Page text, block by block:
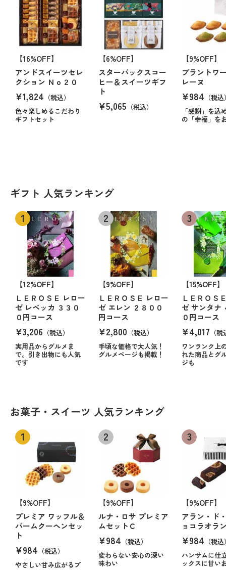
【16%OFF】
アンドスイーツセレ
クション Ｎｏ２０
¥1,824 （税込）
色々楽しめるこだわり
ギフトセット
【6%OFF】
スターバックスコー
ヒー＆スイーツギフ
ト
¥5,065 （税込）
【9%OFF】
ブラントワ
レーヌ
¥984 （税
「感謝」を込
の「幸福」を
ギフト 人気ランキング
【12%OFF】
ＬＥＲＯＳＥ レロー
ゼ レベッカ ３３０
０円コース
¥3,206 （税込）
実用品からグルメま
で。引き出物にも人気
です
【9%OFF】
ＬＥＲＯＳＥ レロー
ゼ エレン ２８００
円コース
¥2,800 （税込）
手頃な価格で大人気！
グルメページも掲載！
【15%OFF】
ＬＥＲＯＳ
ゼ サンタナ
０円コース
¥4,017 （
ワンランク上
れた商品とグ
ジも
お菓子・スイーツ 人気ランキング
【9%OFF】
プレミア ワッフル＆
バームクーヘンセッ
ト
¥984 （税込）
やさしい甘み広がるプ
【9%OFF】
ルナ・ロサ プレミア
ムセットＣ
¥984 （税込）
変わらない安心の深い
味わい
【9%OFF】
アラン・ド
ョコラオラ
¥984 （税
ハンサムに仕
ックスに甘い